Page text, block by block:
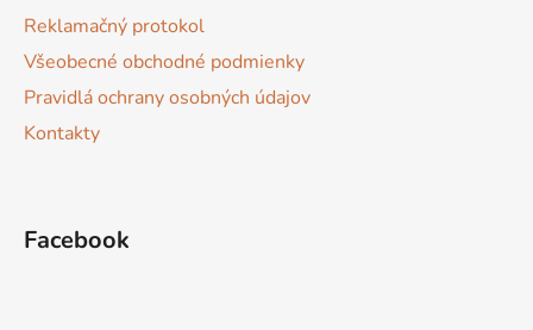
Reklamačný protokol
Všeobecné obchodné podmienky
Pravidlá ochrany osobných údajov
Kontakty
Facebook